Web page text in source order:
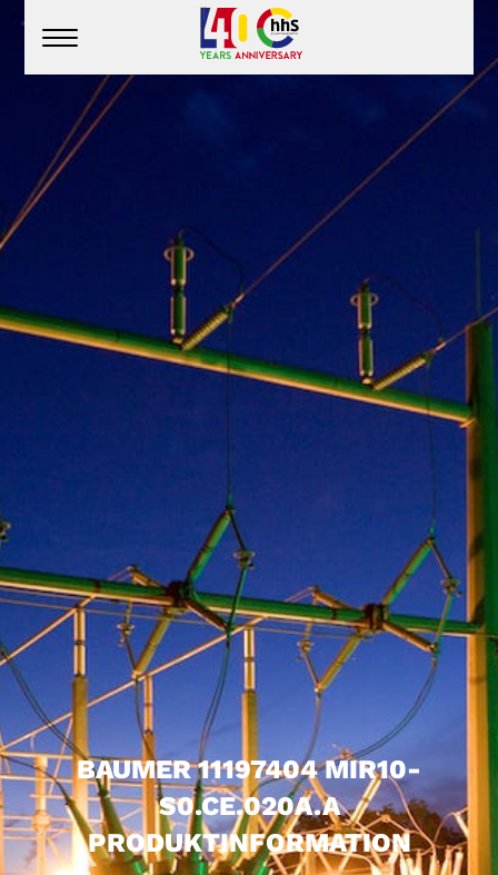
BAUMER 11197404 MIR10-
S0.CE.020A.A
PRODUKTINFORMATION